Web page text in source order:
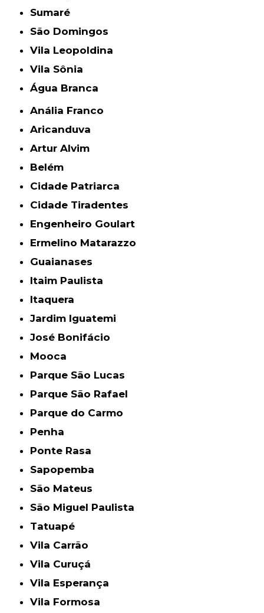
Sumaré
São Domingos
Vila Leopoldina
Vila Sônia
Água Branca
Anália Franco
Aricanduva
Artur Alvim
Belém
Cidade Patriarca
Cidade Tiradentes
Engenheiro Goulart
Ermelino Matarazzo
Guaianases
Itaim Paulista
Itaquera
Jardim Iguatemi
José Bonifácio
Mooca
Parque São Lucas
Parque São Rafael
Parque do Carmo
Penha
Ponte Rasa
Sapopemba
São Mateus
São Miguel Paulista
Tatuapé
Vila Carrão
Vila Curuçá
Vila Esperança
Vila Formosa